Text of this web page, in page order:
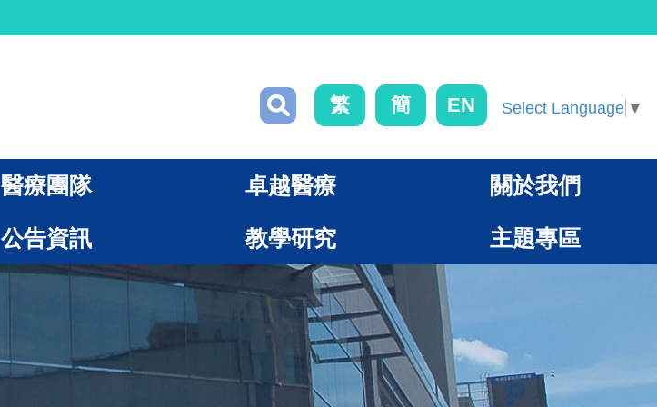
繁 簡 EN Select Language ▼
醫療團隊 卓越醫療 關於我們
公告資訊 教學研究 主題專區